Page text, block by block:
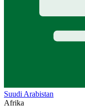
Suudi Arabistan
Afrika